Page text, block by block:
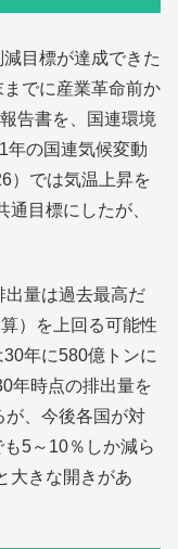
目標が達成できた
でに産業革命前か
告書を、国連環境
年の国連気候変動
）では気温上昇を
目標にしたが、
出量は過去最高だ
）を上回る可能性
年に580億トンに
年時点の排出量を
が、今後各国が対
5～10％しか減ら
大きな開きがあ